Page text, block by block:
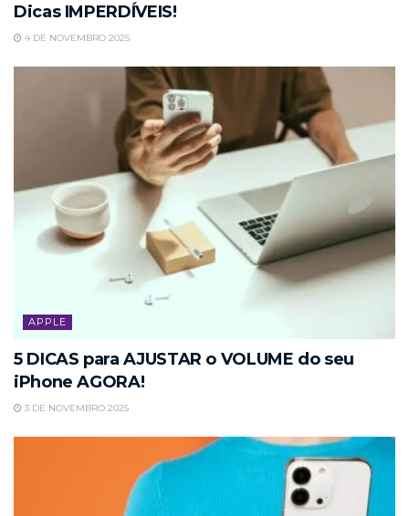
Dicas IMPERDÍVEIS!
4 DE NOVEMBRO 2025
APPLE
5 DICAS para AJUSTAR o VOLUME do seu
iPhone AGORA!
3 DE NOVEMBRO 2025